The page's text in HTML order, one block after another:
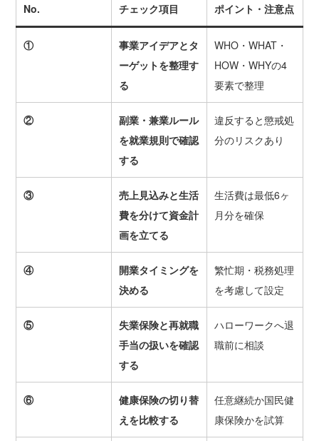
No. チェック項目 ポイント・注意点
①
事業アイデアとタ
ーゲットを整理す
る
WHO・WHAT・
HOW・WHYの4
要素で整理
②
副業・兼業ルール
を就業規則で確認
する
違反すると懲戒処
分のリスクあり
③
売上見込みと生活
費を分けて資金計
画を立てる
生活費は最低6ヶ
月分を確保
④
開業タイミングを
決める
繁忙期・税務処理
を考慮して設定
⑤
失業保険と再就職
手当の扱いを確認
する
ハローワークへ退
職前に相談
⑥
健康保険の切り替
えを比較する
任意継続か国民健
康保険かを試算